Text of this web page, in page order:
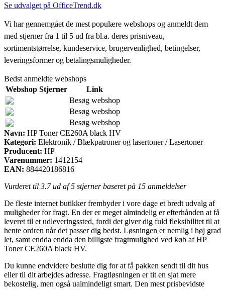
Se udvalget på OfficeTrend.dk
Vi har gennemgået de mest populære webshops og anmeldt dem
med stjerner fra 1 til 5 ud fra bl.a. deres prisniveau,
sortimentstørrelse, kundeservice, brugervenlighed, betingelser,
leveringsformer og betalingsmuligheder.
Bedst anmeldte webshops
Webshop Stjerner
Link
Besøg webshop
Besøg webshop
Besøg webshop
Navn: HP Toner CE260A black HV
Kategori: Elektronik / Blækpatroner og lasertoner / Lasertoner
Producent: HP
Varenummer: 1412154
EAN: 884420186816
Vurderet til 3.7ud af 5 stjerner baseret på 15 anmeldelser
De fleste internet butikker frembyder i vore dage et bredt udvalg af
muligheder for fragt. En der er meget almindelig er efterhånden at få
leveret til et udleveringssted, fordi det giver dig fuld fleksibilitet til at
hente ordren når det passer dig bedst. Løsningen er nemlig i høj grad
let, samt endda endda den billigste fragtmulighed ved køb af HP
Toner CE260A black HV.
Du kunne endvidere beslutte dig for at få pakken sendt til dit hus
eller til dit arbejdes adresse. Fragtløsningen er tit en sjat mere
bekostelig, men også ualmindeligt smart. Den mest prisbevidste